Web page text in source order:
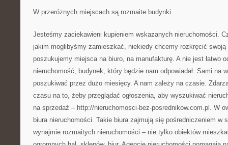
W przeróżnych miejscach są rozmaite budynki
Jesteśmy zaciekawieni kupieniem wskazanych nieruchomości.
jakim moglibyśmy zamieszkać, niekiedy chcemy rozkręcić
poszukujemy miejsca na biuro, na manufakturę. A nie jest łatwo
nieruchomość, budynek, który będzie nam odpowiadał. Sami na
poszukiwać przez dużo miesięcy. A nam zależy na czasie.
czasu na to, żeby przeglądać ogłoszenia, aby wyszukiwać
na sprzedaż – http://nieruchomosci-bez-posrednikow.com.pl. W
biura nieruchomości. Takie biura zajmują się pośredniczeniem w
wynajmie rozmaitych nieruchomości – nie tylko obiektów